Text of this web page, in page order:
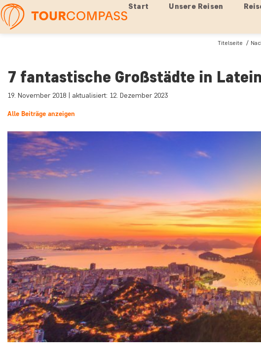
Start Unsere Reisen
Titelseite
7 fantastische Großstädte in
19. November 2018 | aktualisiert: 12. Dezember 2023
Alle Beiträge anzeigen